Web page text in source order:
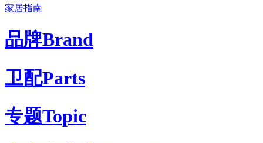
家居指南
品牌Brand
卫配Parts
专题Topic